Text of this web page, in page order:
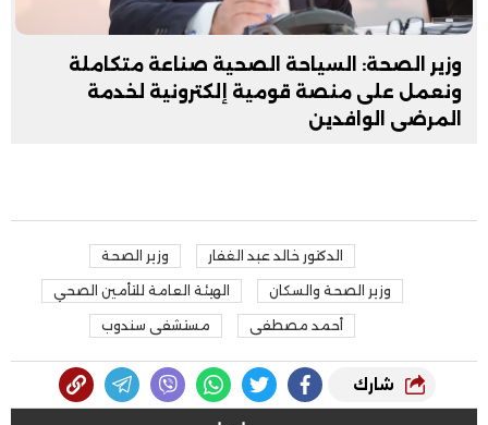
وزير الصحة: السياحة الصحية صناعة متكاملة
ونعمل على منصة قومية إلكترونية لخدمة
المرضى الوافدين
الدكتور خالد عبد الغفار وزير الصحة
وزير الصحة والسكان الهيئة العامة للتأمين الصحي
أحمد مصطفى مستشفى سندوب
شارك